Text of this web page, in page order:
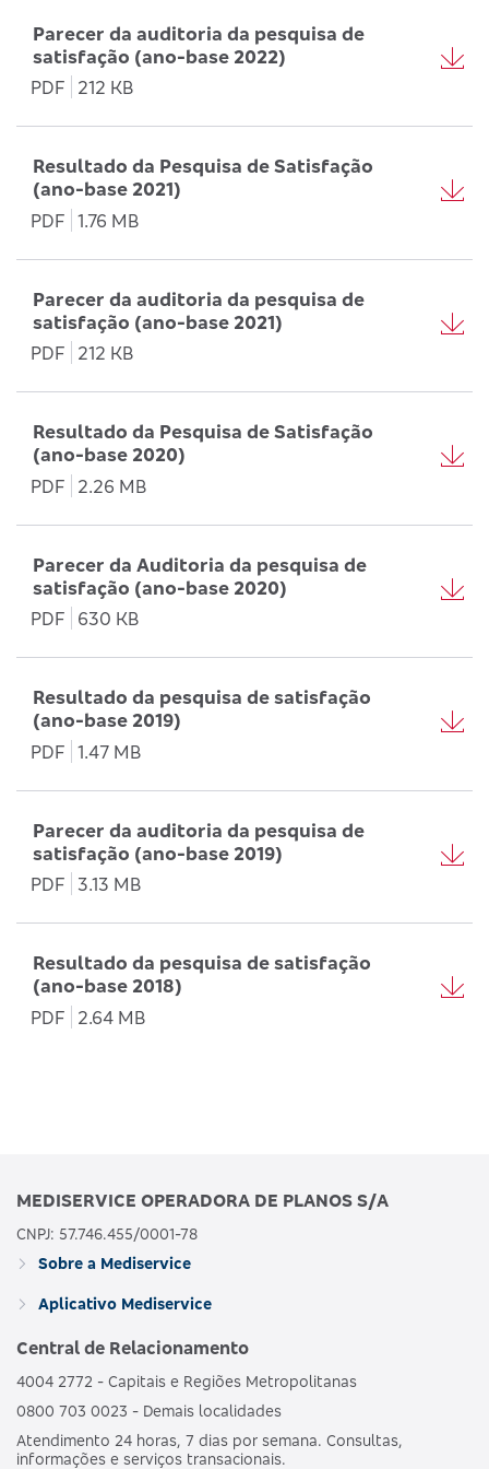
Parecer da auditoria da pesquisa de
satisfação (ano-base 2022)
PDF
212 KB
Resultado da Pesquisa de Satisfação
(ano-base 2021)
PDF 1.76 MB
Parecer da auditoria da pesquisa de
satisfação (ano-base 2021)
PDF
212 KB
Resultado da Pesquisa de Satisfação
(ano-base 2020)
PDF
2.26 MB
Parecer da Auditoria da pesquisa de
satisfação (ano-base 2020)
PDF
630 KB
Resultado da pesquisa de satisfação
(ano-base 2019)
PDF 1.47 MB
Parecer da auditoria da pesquisa de
satisfação (ano-base 2019)
PDF
3.13 MB
Resultado da pesquisa de satisfação
(ano-base 2018)
PDF
2.64 MB
MEDISERVICE OPERADORA DE PLANOS S/A
CNPJ: 57.746.455/0001-78
Sobre a Mediservice
Aplicativo Mediservice
Central de Relacionamento
4004 2772 - Capitais e Regiões Metropolitanas
0800 703 0023 - Demais localidades
Atendimento 24 horas, 7 dias por semana. Consultas,
informações e serviços transacionais.